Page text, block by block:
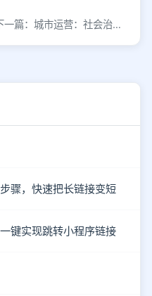
下一篇：城市运营：社会治理的“硬件”与“软件”
骤，快速把长链接变短
键实现跳转小程序链接